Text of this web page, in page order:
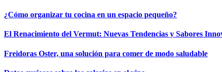
¿Cómo organizar tu cocina en un espacio pequeño?
El Renacimiento del Vermut: Nuevas Tendencias y Sabores
Freidoras Oster, una solución para comer de modo saludable